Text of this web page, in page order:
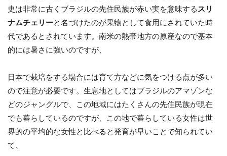
史は非常に古くブラジルの先住民族が赤い実を意味する スリ
ナムチェリーと名づけたのが果物として食用にされていた時
代であるとされています。南米の熱帯地方の原産なので基本
的には暑さに強いのですが、
日本で栽培をする場合には育て方などに気をつける点が多い
ので注意が必要です。生息地としてはブラジルのアマゾンな
どのジャングルで、この地域にはたくさんの先住民族が現在
でも暮らしているのですが、この地で暮らしている女性は世
界的の平均的な女性と比べると発育が早いことで知られてい
て、